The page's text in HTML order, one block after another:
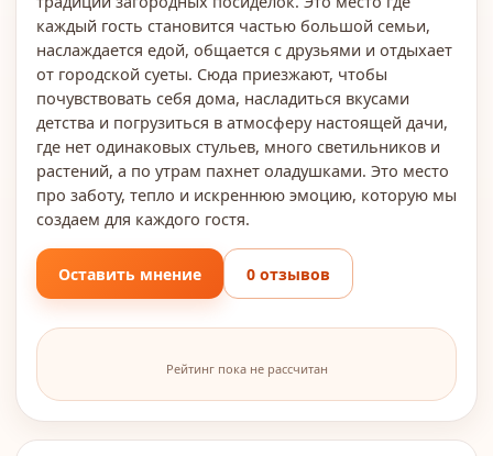
каждый гость становится частью большой семьи,
наслаждается едой, общается с друзьями и отдыхает
от городской суеты. Сюда приезжают, чтобы
почувствовать себя дома, насладиться вкусами
детства и погрузиться в атмосферу настоящей дачи,
где нет одинаковых стульев, много светильников и
растений, а по утрам пахнет оладушками. Это место
про заботу, тепло и искреннюю эмоцию, которую мы
создаем для каждого гостя.
Оставить мнение 0 отзывов
Рейтинг пока не рассчитан